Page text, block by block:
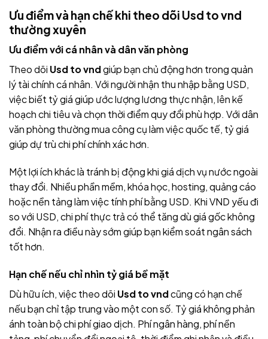
Ưu điểm và hạn chế khi theo dõi Usd to vnd
thường xuyên
Ưu điểm với cá nhân và dân văn phòng
Theo dõi Usd to vndgiúp bạn chủ động hơn trong quản
lý tài chính cá nhân. Với người nhận thu nhập bằng USD,
việc biết tỷ giá giúp ước lượng lương thực nhận, lên kế
hoạch chi tiêu và chọn thời điểm quy đổi phù hợp. Với dân
văn phòng thường mua công cụ làm việc quốc tế, tỷ giá
giúp dự trù chi phí chính xác hơn.
Một lợi ích khác là tránh bị động khi giá dịch vụ nước ngoài
thay đổi. Nhiều phần mềm, khóa học, hosting, quảng cáo
hoặc nền tảng làm việc tính phí bằng USD. Khi VND yếu đi
so với USD, chi phí thực trả có thể tăng dù giá gốc không
đổi. Nhận ra điều này sớm giúp bạn kiểm soát ngân sách
tốt hơn.
Hạn chế nếu chỉ nhìn tỷ giá bề mặt
Dù hữu ích, việc theo dõi Usd to vndcũng có hạn chế
nếu bạn chỉ tập trung vào một con số. Tỷ giá không phản
ánh toàn bộ chi phí giao dịch. Phí ngân hàng, phí nền